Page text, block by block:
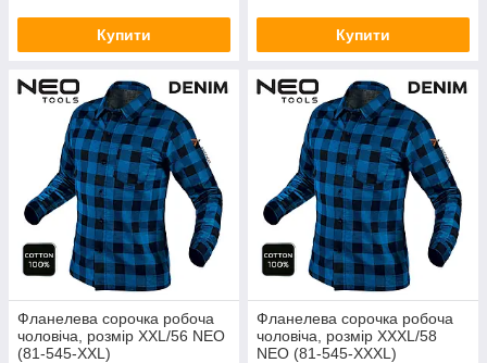
Купити Купити
Фланелева сорочка робоча
чоловіча, розмір XXL/56 NEO
(81-545-XXL)
Фланелева сорочка робоча
чоловіча, розмір XXXL/58
NEO (81-545-XXXL)